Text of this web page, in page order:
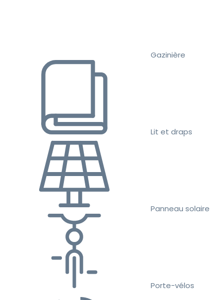
Gazinière
Lit et draps
Panneau solaire
Porte-vélos